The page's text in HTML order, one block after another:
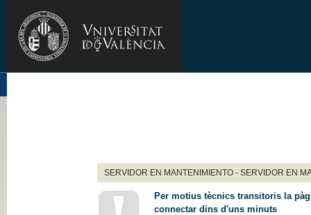
SERVIDOR EN MANTENIMIENTO - SERVIDOR EN
Per motius tècnics transitoris la
connectar dins d'uns minuts